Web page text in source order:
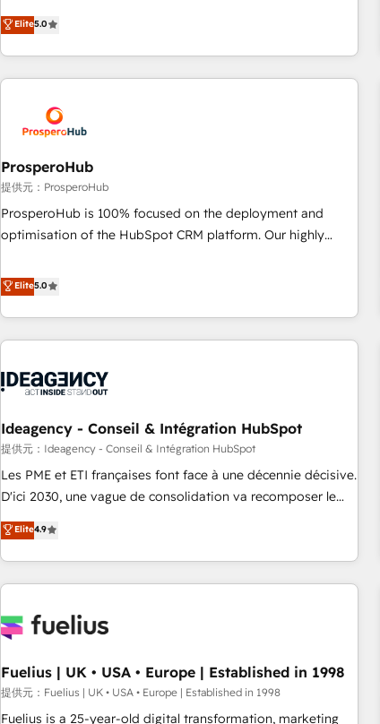
extension of your team, we believe in the power of
partnership. Together, we embark on a transformational
our exclusive methodologies: BOOMS and BOOST. Together,
they form a powerful combination that has driven success
for over 800 businesses worldwide. As Elite HubSpot
Partners, we specialize in crafting high-performance growth
and revenue intelligence to help companies scale faster and
smarter. 🔹 BOOMS: Demand generation for all your buyers
With BOOMS, you invest in 100% of your buyers,
accelerating your growth and positioning yourself as an
undisputed leader. 🔹 BOOST: Optimize your digital
transformation process A methodology designed to
rating of 4.9/5 and a proven track record of business
transformation, our growth-first approach has helped
Elite5.0
ProsperoHub
提供元：ProsperoHub
ProsperoHub is 100% focused on the deployment and
optimisation of the HubSpot CRM platform. Our highly
achieve maximum adoption and ROI from your HubSpot
investment. Use our extensive HubSpot, sales, marketing,
service and integrations expertise to lead your team on
their HubSpot journey, design and implement your
life. Our collaborative approach keeps you in control whilst
have successfully supported over 500 organisations with
HubSpot implementation, optimisation, training, and
adoption assurance. Our tried and tested Roadmap
methodology will ensure that you receive the best
HubSpot or seeking to turn around a poor install, our team
have the change management expertise to deliver the
Elite5.0
Ideagency - Conseil & Intégration HubSpot
提供元：Ideagency - Conseil & Intégration HubSpot
Les PME et ETI françaises font face à une décennie décisive.
D'ici 2030, une vague de consolidation va recomposer le
marché. Seules survivront les entreprises qui auront réussi
leur transformation. Le problème ? 58% des dirigeants
savent que l'IA est vitale pour leur survie. Mais 57% n'ont
aucune stratégie. Et 43% ne maîtrisent même pas leurs
action nulle. La solution s'appelle l'Entreprise Augmentée. Ce
organisation qui a réussi la symbiose entre l'expertise
humaine et l'intelligence artificielle. Pas pour remplacer
l'humain, mais pour l'augmenter. Chez Ideagency, nous
Elite4.9
Fuelius | UK • USA • Europe | Established in 1998
提供元：Fuelius | UK • USA • Europe | Established in 1998
Fuelius is a 25-year-old digital transformation, marketing